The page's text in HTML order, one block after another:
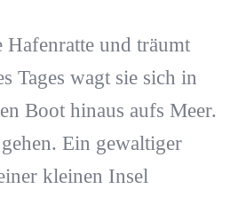
Hafenratte und träumt
Tages wagt sie sich in
Boot hinaus aufs Meer.
Ein gewaltiger
kleinen Insel